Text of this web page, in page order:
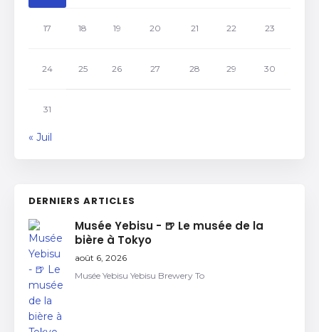
17 18 19 20 21 22 23
24 25 26 27 28 29 30
31
« Juil
DERNIERS ARTICLES
Musée Yebisu - 🍺 Le musée de la
bière à Tokyo
août 6, 2026
Musée Yebisu Yebisu Brewery To